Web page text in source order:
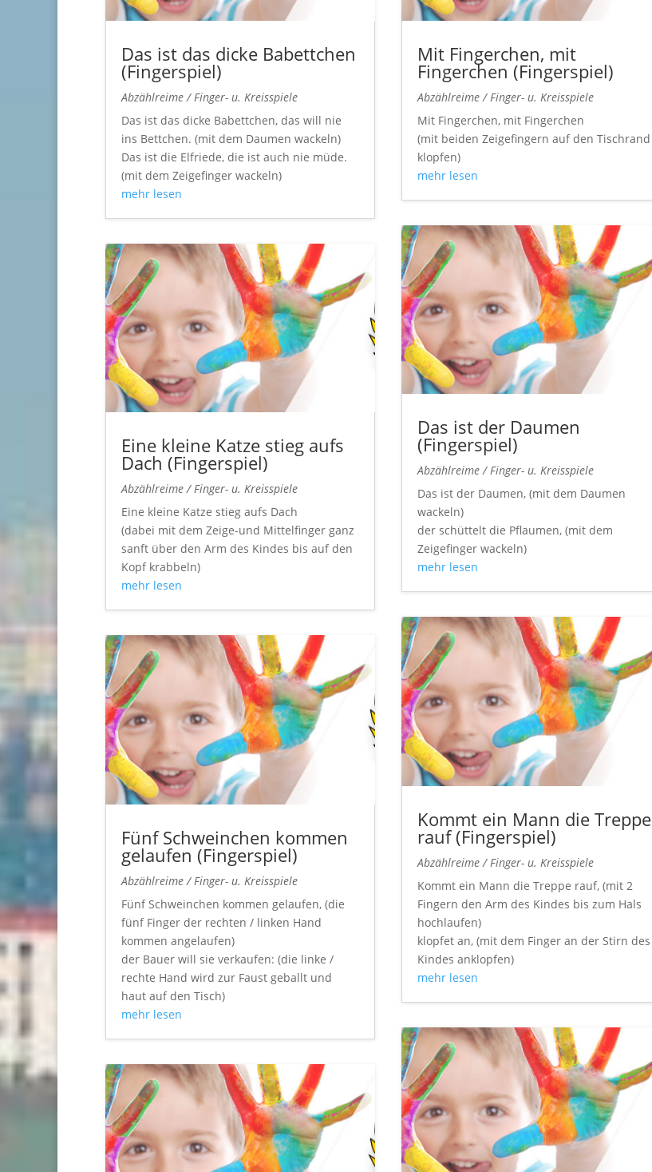
Das ist das dicke Babettchen
(Fingerspiel)
Abzählreime / Finger- u. Kreisspiele
Das ist das dicke Babettchen, das will nie
ins Bettchen. (mit dem Daumen wackeln)
Das ist die Elfriede, die ist auch nie müde.
(mit dem Zeigefinger wackeln)
mehr lesen
Eine kleine Katze stieg aufs
Dach (Fingerspiel)
Abzählreime / Finger- u. Kreisspiele
Eine kleine Katze stieg aufs Dach
(dabei mit dem Zeige-und Mittelfinger ganz
sanft über den Arm des Kindes bis auf den
Kopf krabbeln)
mehr lesen
Fünf Schweinchen kommen
gelaufen (Fingerspiel)
Abzählreime / Finger- u. Kreisspiele
Fünf Schweinchen kommen gelaufen, (die
fünf Finger der rechten / linken Hand
kommen angelaufen)
der Bauer will sie verkaufen: (die linke /
rechte Hand wird zur Faust geballt und
haut auf den Tisch)
mehr lesen
Mit Fingerchen, mit
Fingerchen (Fingerspiel)
Abzählreime / Finger- u. Kreisspiele
Mit Fingerchen, mit Fingerchen
(mit beiden Zeigefingern auf den Tischrand
klopfen)
mehr lesen
Das ist der Daumen
(Fingerspiel)
Abzählreime / Finger- u. Kreisspiele
Das ist der Daumen, (mit dem Daumen
wackeln)
der schüttelt die Pflaumen, (mit dem
Zeigefinger wackeln)
mehr lesen
Kommt ein Mann die Treppe
rauf (Fingerspiel)
Abzählreime / Finger- u. Kreisspiele
Kommt ein Mann die Treppe rauf, (mit 2
Fingern den Arm des Kindes bis zum Hals
hochlaufen)
klopfet an, (mit dem Finger an der Stirn des
Kindes anklopfen)
mehr lesen